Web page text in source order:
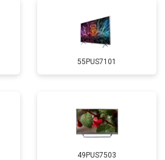
55PUS7101
49PUS7503